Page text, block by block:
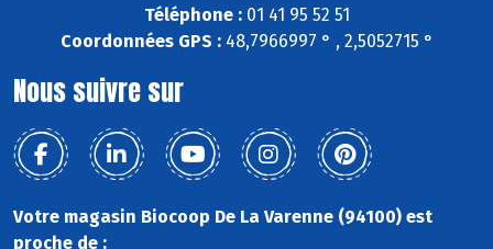
Téléphone :01 41 95 52 51
Coordonnées GPS :48,7966997 ° , 2,5052715 °
Nous suivre sur
Votre magasin Biocoop De La Varenne (94100) est
proche de :